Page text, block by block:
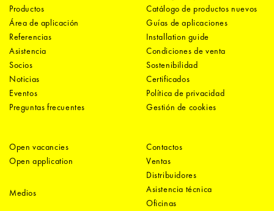
Productos
Área de aplicación
Referencias
Asistencia
Socios
Noticias
Eventos
Preguntas frecuentes
Catálogo de productos nuevos
Guías de aplicaciones
Installation guide
Condiciones de venta
Sostenibilidad
Certificados
Política de privacidad
Gestión de cookies
Open vacancies
Open application
Medios
Contactos
Ventas
Distribuidores
Asistencia técnica
Oficinas